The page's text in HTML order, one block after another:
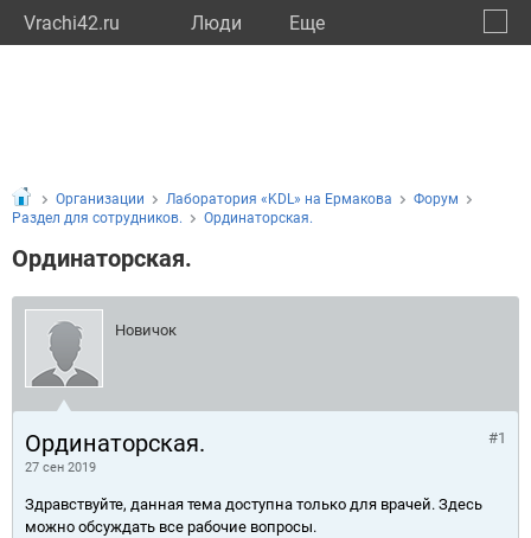
Vrachi42.ru Люди Eще
Организации Лаборатория «KDL» на Ермакова
Форум
Раздел для сотрудников.
Ординаторская.
Ординаторская.
Новичок
Ординаторская.
27 сен 2019
#1
Здравствуйте, данная тема доступна только для врачей. Здесь
можно обсуждать все рабочие вопросы.